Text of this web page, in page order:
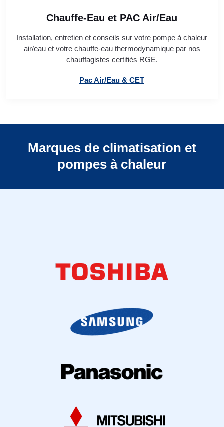
Chauffe-Eau et PAC Air/Eau
Installation, entretien et conseils sur votre pompe à chaleur
air/eau et votre chauffe-eau thermodynamique par nos
chauffagistes certifiés RGE.
Pac Air/Eau & CET
Marques de climatisation et
pompes à chaleur